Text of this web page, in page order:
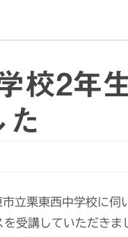
校2年
栗東西中学校に伺
受講していただきま